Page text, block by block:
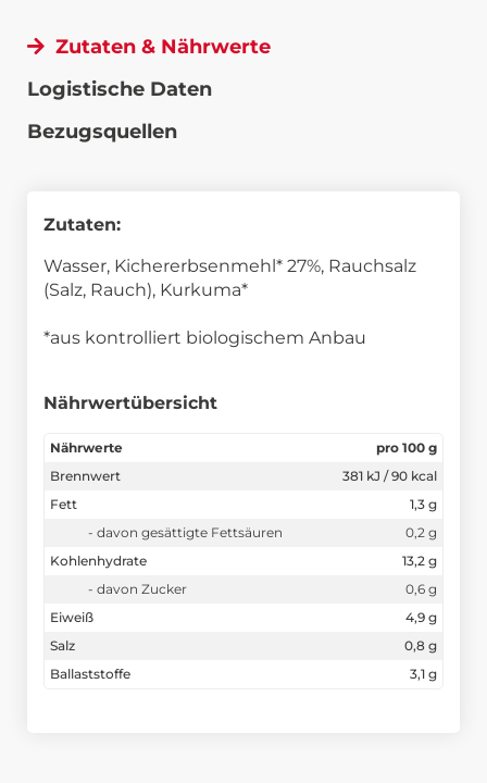
Zutaten & Nährwerte
Logistische Daten
Bezugsquellen
Zutaten:
Wasser, Kichererbsenmehl* 27%, Rauchsalz
(Salz, Rauch), Kurkuma*
*aus kontrolliert biologischem Anbau
Nährwertübersicht
Nährwerte
pro 100 g
Brennwert
381 kJ / 90 kcal
Fett
1,3 g
- davon gesättigte Fettsäuren
0,2 g
Kohlenhydrate
13,2 g
- davon Zucker
0,6 g
Eiweiß
4,9 g
Salz
0,8 g
Ballaststoffe
3,1 g